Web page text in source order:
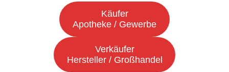
Käufer
Apotheke / Gewerbe
Verkäufer
Hersteller / Großhandel